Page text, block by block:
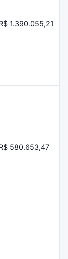
1.390.055,21
580.653,47